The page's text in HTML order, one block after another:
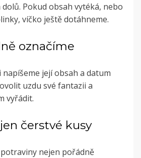
Pokud obsah vytéká, nebo
víčko ještě dotáhneme.
označíme
její obsah a datum
uzdu své fantazii a
vyřádit.
čerstvé kusy
nejen pořádně